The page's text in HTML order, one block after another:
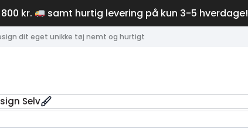
kr. samt hurtig levering på kun 3-5 hverdage!
dit eget unikke tøj nemt og hurtigt
Selv